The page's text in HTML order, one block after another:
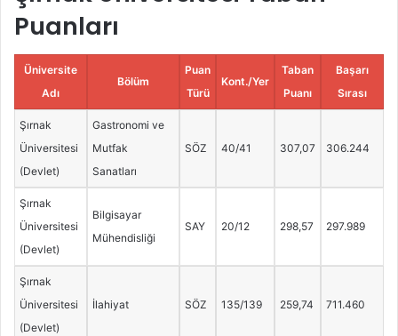
Puanları
Üniversite
Adı
Bölüm
Puan
Türü
Kont./Yer
Taban
Puanı
Başarı
Sırası
Şırnak
Üniversitesi
(Devlet)
Gastronomi ve
Mutfak
Sanatları
SÖZ 40/41 307,07 306.244
Şırnak
Üniversitesi
(Devlet)
Bilgisayar
Mühendisliği
SAY 20/12 298,57 297.989
Şırnak
Üniversitesi
(Devlet)
İlahiyat SÖZ 135/139 259,74 711.460